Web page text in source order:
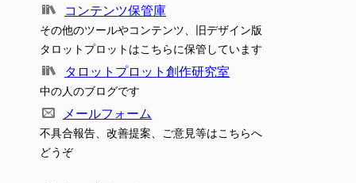
コンテンツ保管庫
その他のツールやコンテンツ、旧デザイン版
タロットプロットはこちらに保管しています
タロットプロット創作研究室
中の人のブログです
メールフォーム
不具合報告、改善提案、ご意見等はこちらへ
どうぞ